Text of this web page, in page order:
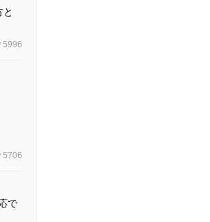
5996
5706
で